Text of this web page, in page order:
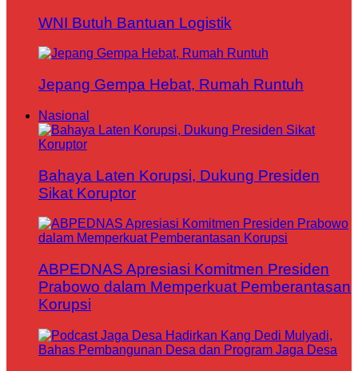
WNI Butuh Bantuan Logistik
Jepang Gempa Hebat, Rumah Runtuh
Nasional
Bahaya Laten Korupsi, Dukung Presiden
Sikat Koruptor
ABPEDNAS Apresiasi Komitmen Presiden
Prabowo dalam Memperkuat Pemberantasan
Korupsi